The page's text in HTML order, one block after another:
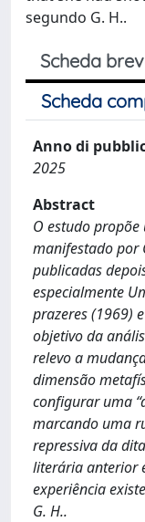
segundo G. H..
Scheda
Scheda
Anno di
2025
Abstract
O estudo
manifestado por
publicadas
especialmente
prazeres (1969)
objetivo da
relevo a
dimensão
configurar uma
marcando uma
repressiva da
literária anterior
experiência
G. H..